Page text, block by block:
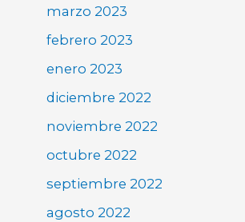
marzo 2023
febrero 2023
enero 2023
diciembre 2022
noviembre 2022
octubre 2022
septiembre 2022
agosto 2022